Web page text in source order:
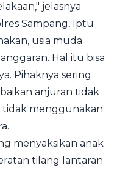
jelasnya.
Sampang, Iptu
usia muda
Hal itu bisa
Pihaknya sering
anjuran tidak
tidak menggunakan
menyaksikan anak
tilang lantaran